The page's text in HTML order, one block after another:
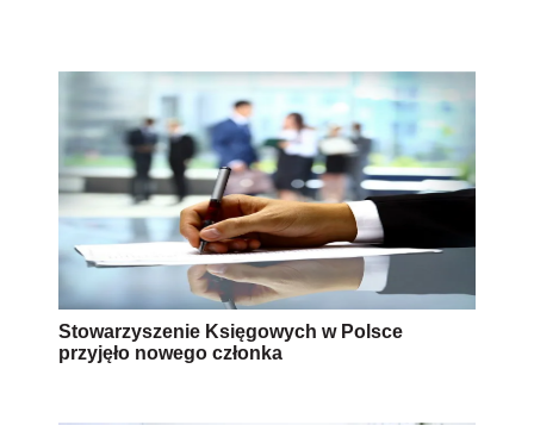
Stowarzyszenie Księgowych w Polsce
przyjęło nowego członka